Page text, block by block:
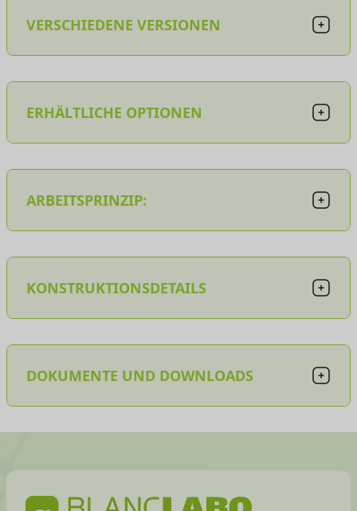
VERSCHIEDENE VERSIONEN
ERHÄLTLICHE OPTIONEN
ARBEITSPRINZIP:
KONSTRUKTIONSDETAILS
DOKUMENTE UND DOWNLOADS